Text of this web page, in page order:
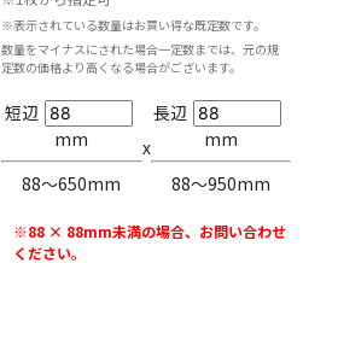
※表示されている数量はお買い得な既定数です。
数量をマイナスにされた場合一定数までは、元の規
定数の価格より高くなる場合がございます。
短辺
mm
88〜650mm
x
長辺
mm
88〜950mm
※88 × 88mm未満の場合、お問い合わせ
ください。